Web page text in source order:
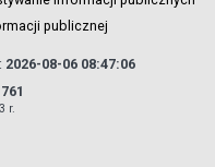
publicznej
2026-08-06 08:47:06
r.